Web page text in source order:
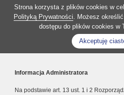
Strona korzysta z plików cookies w
Polityką Prywatności. Możesz
dostępu do plików cookies w
Akceptuję
Informacja Administratora
Na podstawie art. 13 ust. 1 i 2